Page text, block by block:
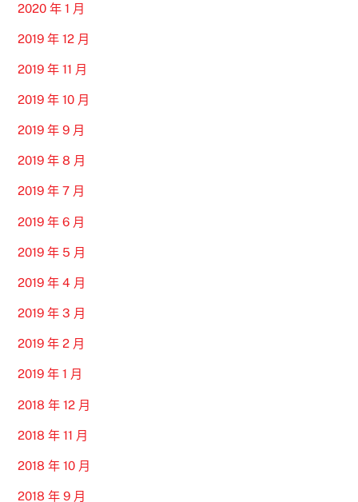
2020 年 1 月
2019 年 12 月
2019 年 11 月
2019 年 10 月
2019 年 9 月
2019 年 8 月
2019 年 7 月
2019 年 6 月
2019 年 5 月
2019 年 4 月
2019 年 3 月
2019 年 2 月
2019 年 1 月
2018 年 12 月
2018 年 11 月
2018 年 10 月
2018 年 9 月